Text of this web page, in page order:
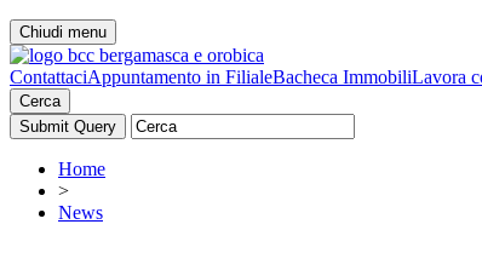
Chiudi menu
ContattaciAppuntamento in FilialeBacheca ImmobiliLavora
Cerca
Home
>
News